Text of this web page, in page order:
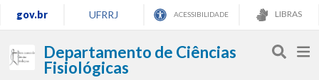
gov.br UFRRJ ACESSIBILIDADE LIBRAS
Departamento de Ciências
Fisiológicas